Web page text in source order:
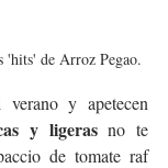
'hits' de Arroz Pegao.
y ligeras no te
de tomate raf